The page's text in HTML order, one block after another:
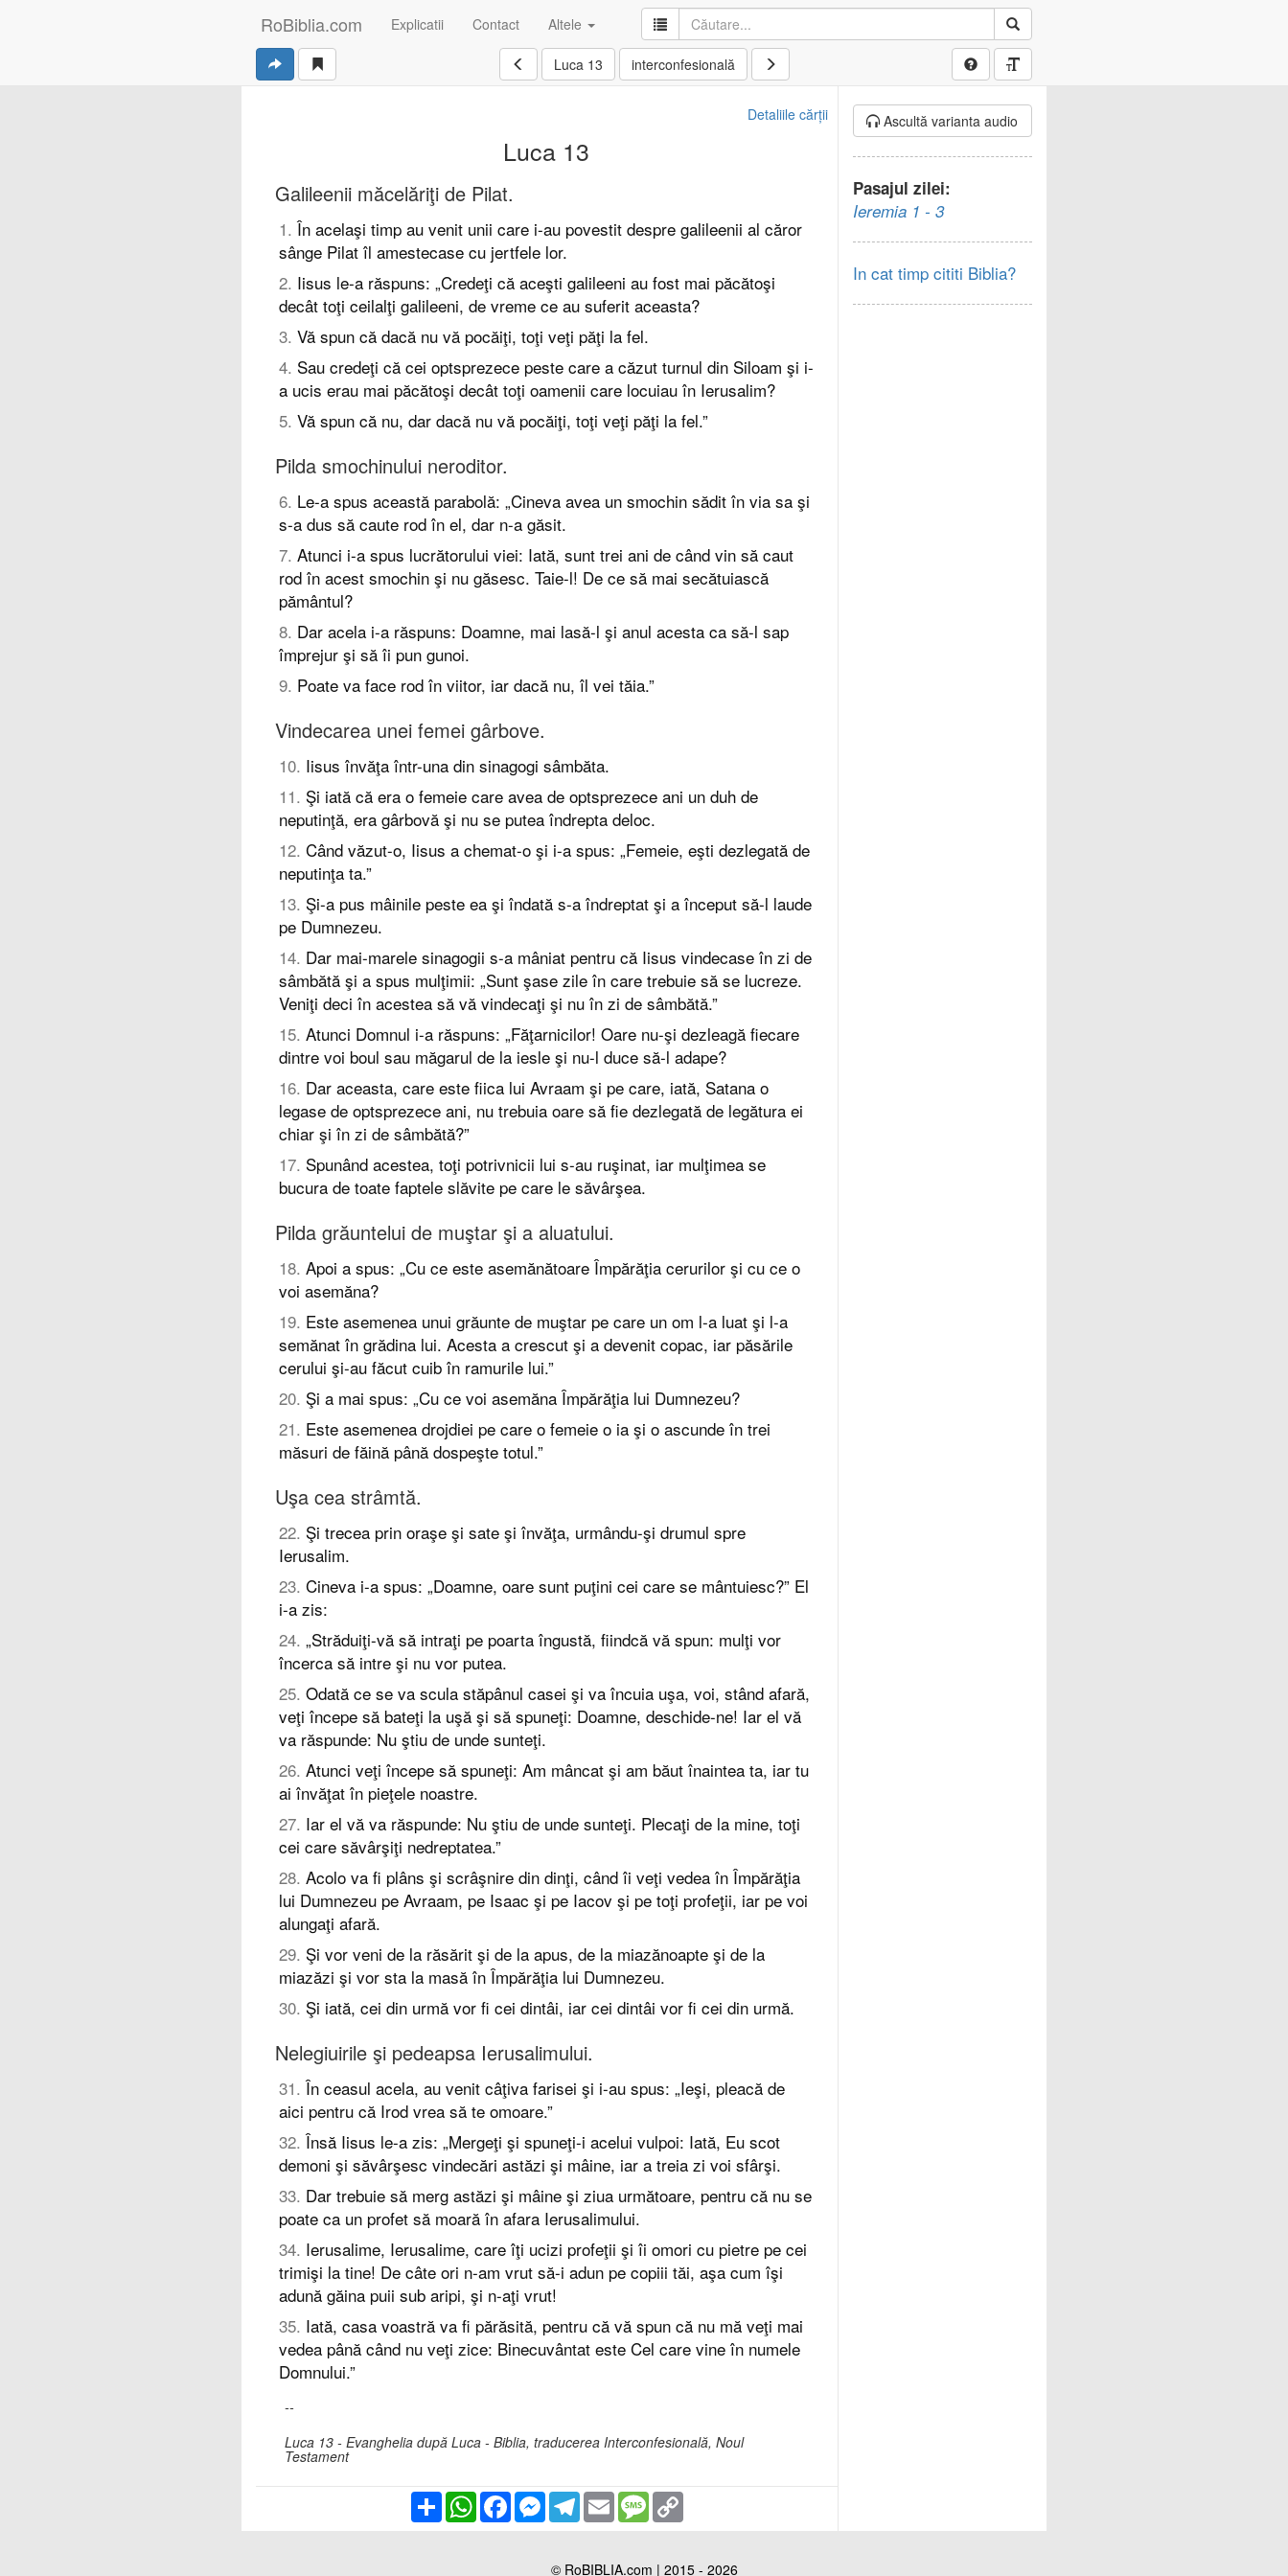
RoBiblia.com Explicatii Contact Altele
Luca 13 interconfesională
Detaliile cărții
Luca 13
Galileenii măcelăriţi de Pilat.
1. În acelaşi timp au venit unii care i-au povestit despre galileenii al căror
sânge Pilat îl amestecase cu jertfele lor.
2. Iisus le-a răspuns: „Credeţi că aceşti galileeni au fost mai păcătoşi
decât toţi ceilalţi galileeni, de vreme ce au suferit aceasta?
3. Vă spun că dacă nu vă pocăiţi, toţi veţi păţi la fel.
4. Sau credeţi că cei optsprezece peste care a căzut turnul din Siloam şi i-
a ucis erau mai păcătoşi decât toţi oamenii care locuiau în Ierusalim?
5. Vă spun că nu, dar dacă nu vă pocăiţi, toţi veţi păţi la fel.”
Pilda smochinului neroditor.
6. Le-a spus această parabolă: „Cineva avea un smochin sădit în via sa şi
s-a dus să caute rod în el, dar n-a găsit.
7. Atunci i-a spus lucrătorului viei: Iată, sunt trei ani de când vin să caut
rod în acest smochin şi nu găsesc. Taie-l! De ce să mai secătuiască
pământul?
8. Dar acela i-a răspuns: Doamne, mai lasă-l şi anul acesta ca să-l sap
împrejur şi să îi pun gunoi.
9. Poate va face rod în viitor, iar dacă nu, îl vei tăia.”
Vindecarea unei femei gârbove.
10. Iisus învăţa într-una din sinagogi sâmbăta.
11. Şi iată că era o femeie care avea de optsprezece ani un duh de
neputinţă, era gârbovă şi nu se putea îndrepta deloc.
12. Când văzut-o, Iisus a chemat-o şi i-a spus: „Femeie, eşti dezlegată de
neputinţa ta.”
13. Şi-a pus mâinile peste ea şi îndată s-a îndreptat şi a început să-l laude
pe Dumnezeu.
14. Dar mai-marele sinagogii s-a mâniat pentru că Iisus vindecase în zi de
sâmbătă şi a spus mulţimii: „Sunt şase zile în care trebuie să se lucreze.
Veniţi deci în acestea să vă vindecaţi şi nu în zi de sâmbătă.”
15. Atunci Domnul i-a răspuns: „Făţarnicilor! Oare nu-şi dezleagă fiecare
dintre voi boul sau măgarul de la iesle şi nu-l duce să-l adape?
16. Dar aceasta, care este fiica lui Avraam şi pe care, iată, Satana o
legase de optsprezece ani, nu trebuia oare să fie dezlegată de legătura ei
chiar şi în zi de sâmbătă?”
17. Spunând acestea, toţi potrivnicii lui s-au ruşinat, iar mulţimea se
bucura de toate faptele slăvite pe care le săvârşea.
Pilda grăuntelui de muştar şi a aluatului.
18. Apoi a spus: „Cu ce este asemănătoare Împărăţia cerurilor şi cu ce o
voi asemăna?
19. Este asemenea unui grăunte de muştar pe care un om l-a luat şi l-a
semănat în grădina lui. Acesta a crescut şi a devenit copac, iar păsările
cerului şi-au făcut cuib în ramurile lui.”
20. Şi a mai spus: „Cu ce voi asemăna Împărăţia lui Dumnezeu?
21. Este asemenea drojdiei pe care o femeie o ia şi o ascunde în trei
măsuri de făină până dospeşte totul.”
Uşa cea strâmtă.
22. Şi trecea prin oraşe şi sate şi învăţa, urmându-şi drumul spre
Ierusalim.
23. Cineva i-a spus: „Doamne, oare sunt puţini cei care se mântuiesc?” El
i-a zis:
24. „Străduiţi-vă să intraţi pe poarta îngustă, fiindcă vă spun: mulţi vor
încerca să intre şi nu vor putea.
25. Odată ce se va scula stăpânul casei şi va încuia uşa, voi, stând afară,
veţi începe să bateţi la uşă şi să spuneţi: Doamne, deschide-ne! Iar el vă
va răspunde: Nu ştiu de unde sunteţi.
26. Atunci veţi începe să spuneţi: Am mâncat şi am băut înaintea ta, iar tu
ai învăţat în pieţele noastre.
27. Iar el vă va răspunde: Nu ştiu de unde sunteţi. Plecaţi de la mine, toţi
cei care săvârşiţi nedreptatea.”
28. Acolo va fi plâns şi scrâşnire din dinţi, când îi veţi vedea în Împărăţia
lui Dumnezeu pe Avraam, pe Isaac şi pe Iacov şi pe toţi profeţii, iar pe voi
alungaţi afară.
29. Şi vor veni de la răsărit şi de la apus, de la miazănoapte şi de la
miazăzi şi vor sta la masă în Împărăţia lui Dumnezeu.
30. Şi iată, cei din urmă vor fi cei dintâi, iar cei dintâi vor fi cei din urmă.
Nelegiuirile şi pedeapsa Ierusalimului.
31. În ceasul acela, au venit câţiva farisei şi i-au spus: „Ieşi, pleacă de
aici pentru că Irod vrea să te omoare.”
32. Însă Iisus le-a zis: „Mergeţi şi spuneţi-i acelui vulpoi: Iată, Eu scot
demoni şi săvârşesc vindecări astăzi şi mâine, iar a treia zi voi sfârşi.
33. Dar trebuie să merg astăzi şi mâine şi ziua următoare, pentru că nu se
poate ca un profet să moară în afara Ierusalimului.
34. Ierusalime, Ierusalime, care îţi ucizi profeţii şi îi omori cu pietre pe cei
trimişi la tine! De câte ori n-am vrut să-i adun pe copiii tăi, aşa cum îşi
adună găina puii sub aripi, şi n-aţi vrut!
35. Iată, casa voastră va fi părăsită, pentru că vă spun că nu mă veţi mai
vedea până când nu veţi zice: Binecuvântat este Cel care vine în numele
Domnului.”
--
Luca 13 - Evanghelia după Luca - Biblia, traducerea Interconfesională, Noul
Testament
PartajareWhatsAppFacebookMessengerTelegram
EmailMessageCopy
Link
Ascultă varianta audio
Pasajul zilei:
Ieremia 1 - 3
In cat timp cititi Biblia?
© RoBIBLIA.com | 2015 - 2026